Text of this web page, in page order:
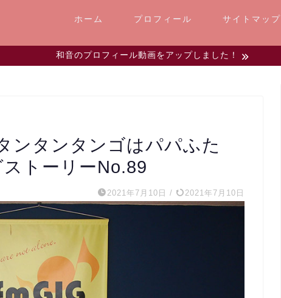
ホーム プロフィール サイトマップ
和音のプロフィール動画をアップしました！
ンタンタンゴはパパふた
トーリーNo.89
2021年7月10日 / 2021年7月10日